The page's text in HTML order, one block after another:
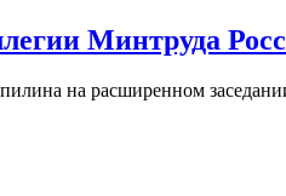
Минтруда
на расширенном